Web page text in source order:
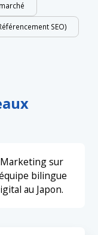
SEO)
sur
bilingue
au Japon.